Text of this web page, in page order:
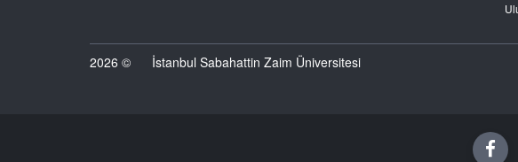
2026 © İstanbul Sabahattin Zaim Üniversitesi